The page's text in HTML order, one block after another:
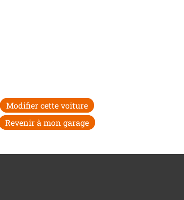
Modifier cette voiture
Revenir à mon garage